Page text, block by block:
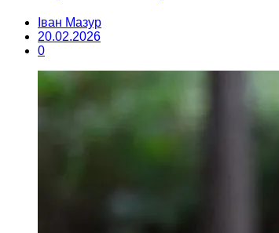
Іван Мазур
20.02.2026
0